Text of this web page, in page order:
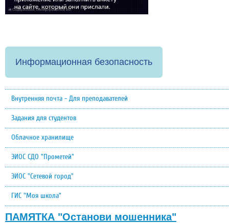
Информационная безопасность
Внутренняя почта - Для преподавателей
Задания для студентов
Облачное хранилище
ЭИОС СДО "Прометей"
ЭИОС "Сетевой город"
ГИС "Моя школа"
ПАМЯТКА "Останови мошенника"